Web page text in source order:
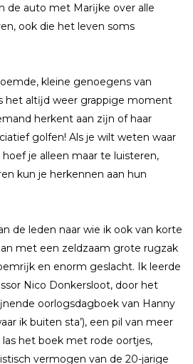
de auto met Marĳke over alle
ook die het leven soms
kleine genoegens van
het altĳd weer grappige moment
herkent aan zĳn of haar
golfen! Als je wilt weten waar
je alleen maar te luisteren,
kun je herkennen aan hun
de leden naar wie ik ook van korte
met een zeldzaam grote rugzak
en enorm geslacht. Ik leerde
Nico Donkersloot, door het
oorlogsdagboek van Hanny
ik buiten sta’), een pil van meer
las het boek met rode oortjes,
vermogen van de 20-jarige